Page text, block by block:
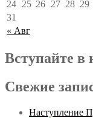
« Авг
24 25 26 27 28 29
31
Вступайте
Свежие
Наступление